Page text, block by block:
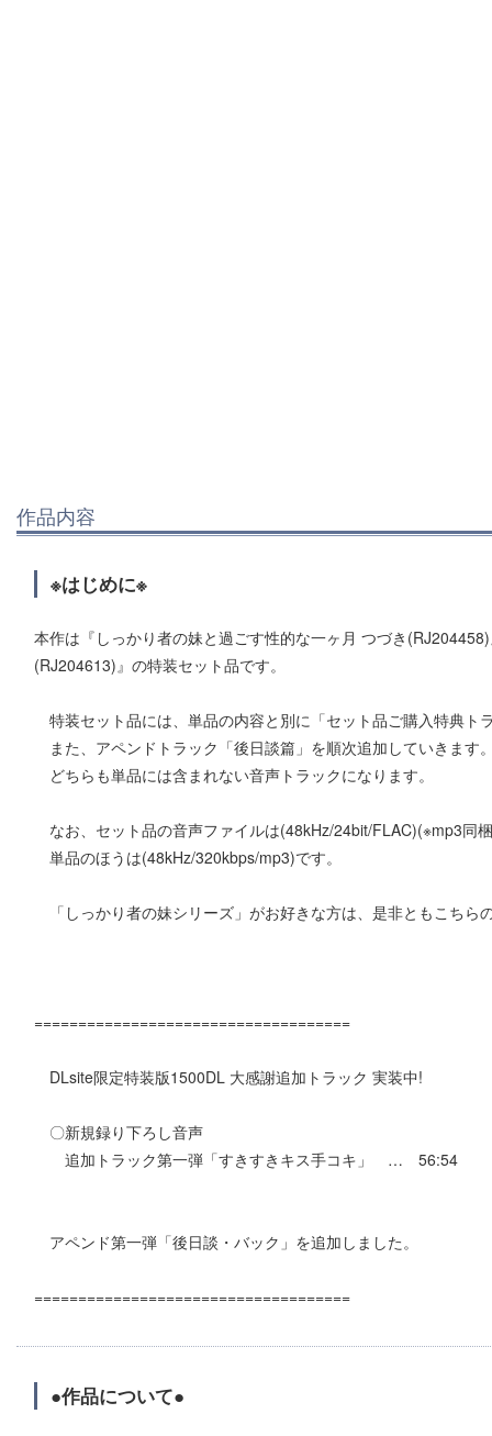
作品内容
※はじめに※
本作は『しっかり者の妹と過ごす性的な一ヶ月 つづき
(RJ204613)』の特装セット品です。
特装セット品には、単品の内容と別に「セット品ご購入特典ト
また、アペンドトラック「後日談篇」を順次追加していきます
どちらも単品には含まれない音声トラックになります。
なお、セット品の音声ファイルは(48kHz/24bit/FLAC)(※mp3同
単品のほうは(48kHz/320kbps/mp3)です。
「しっかり者の妹シリーズ」がお好きな方は、是非ともこちら
====================================
DLsite限定特装版1500DL 大感謝追加トラック 実装中!
〇新規録り下ろし音声
追加トラック第一弾「すきすきキス手コキ」 … 56:54
アペンド第一弾「後日談・バック」を追加しました。
====================================
●作品について●